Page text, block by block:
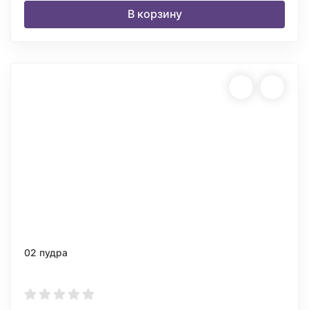
В корзину
02 пудра